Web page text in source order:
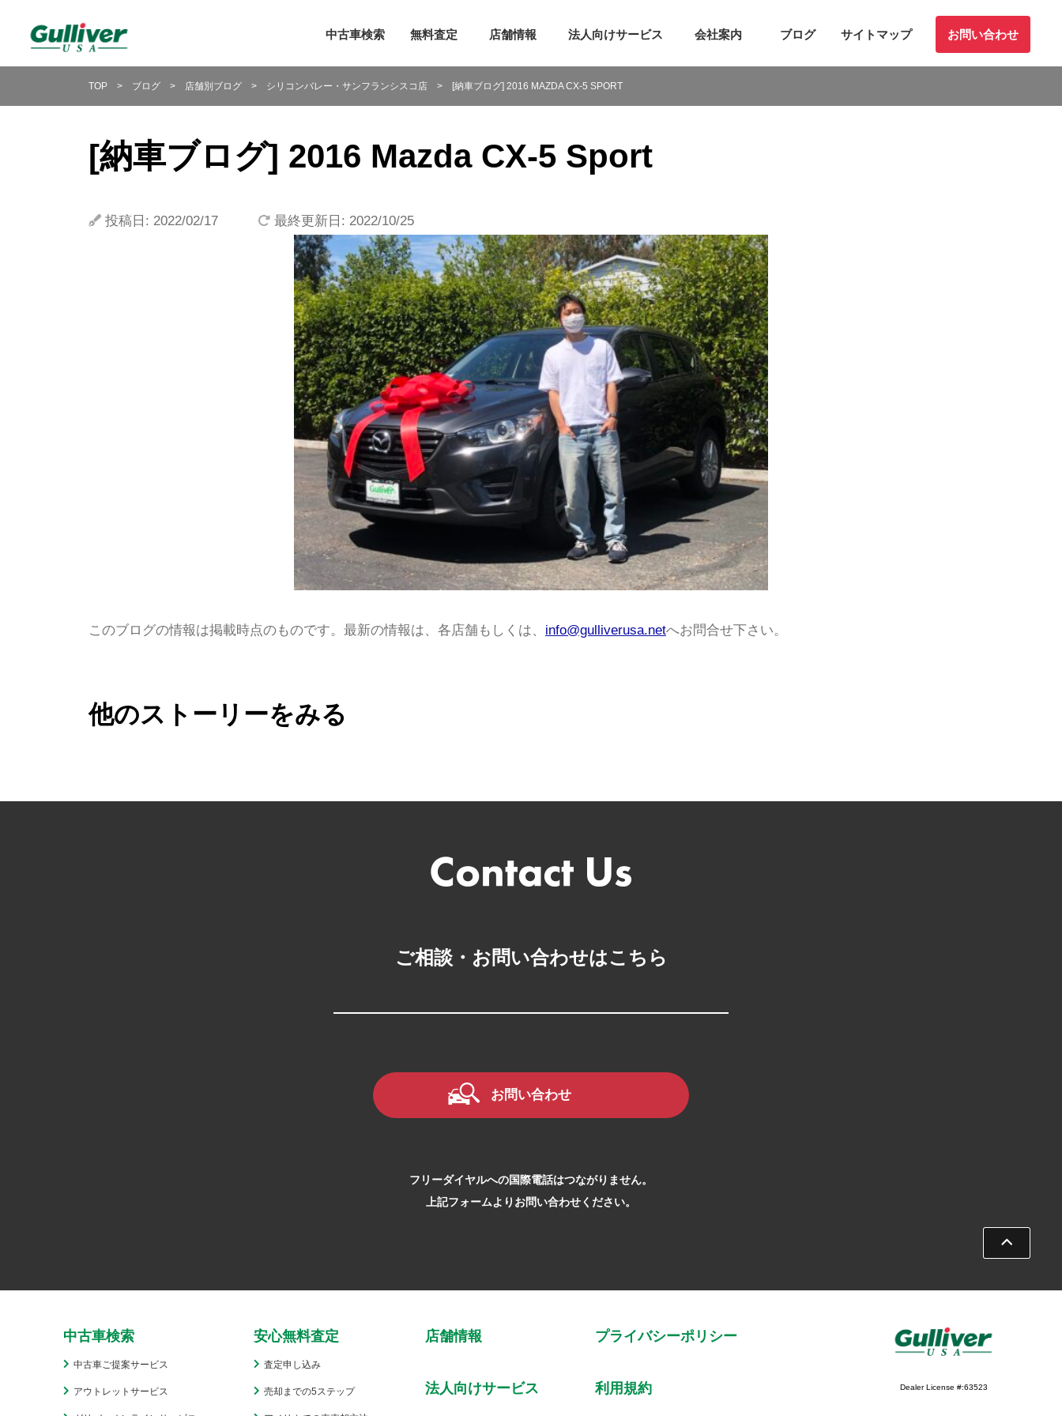
中古車検索
中古車ご提案サービス
ガリバーオンラインサービス
新規赴任者向けローン
新車紹介プログラム
ガリバー車購入Q&A
無料査定
売却までの5ステップ
車を売るならガリバー
ガリバー車買取Q&A
店舗情報
アーバイン店
シカゴ店
ミシガン店
法人向けサービス 会社案内 ブログ サイトマップ お問い合わせ
TOP > ブログ > 店舗別ブログ > シリコンバレー・サンフランシスコ店 > [納車ブログ] 2016 MAZDA CX-5 SPORT
[納車ブログ] 2016 Mazda CX-5 Sport
投稿日: 2022/02/17 最終更新日: 2022/10/25
このブログの情報は掲載時点のものです。最新の情報は、各店舗もしくは、 info@gulliverusa.netへお問合せ下さい。
他のストーリーをみる
ご相談・お問い合わせはこちら
お問い合わせ
フリーダイヤルへの国際電話はつながりません。
上記フォームよりお問い合わせください。
中古車検索
中古車ご提案サービス
アウトレットサービス
安心無料査定
査定申し込み
売却までの5ステップ
店舗情報
法人向けサービス
プライバシーポリシー
利用規約 Dealer License #:63523